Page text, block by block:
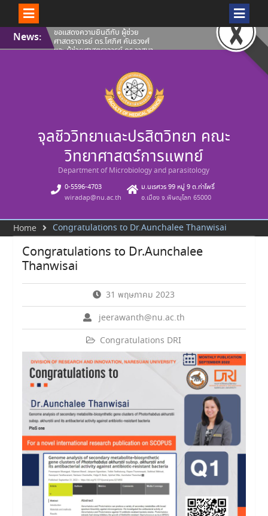
Skip
content
News: ขอแสดงความยินดีกับ ผู้ช่วย
ศาสตราจารย์ ดร.โศภิศ คันธวงศ์
และ ผู้ช่วยศาสตราจารย์ ดร.วาสนา
แพทย์ มหาวิทยาลัยนเรศวร ที่ผล
งานได้รับการขึ้นทะเบียนทรัพย์สิน
คณะวิทยาศาสตร์การแพทย์ ขอ
แสดงความยินดีกับ ผู้ช่วย
ศาสตราจารย์ ดร.โศภิศ คันธวงศ์
ชู และ คุณปลื้มกมล ภูวนาถ
ศรัณญา ที่ผลงานได้รับการขึ้น
ทะเบียนทรัพย์สินทางปัญญา
คณะวิทยาศาสตร์การแพทย์ ขอ
แนะนำบุคลากรสายวิชาการ ประจำ
เดือนสิงหาคม 2569
จุลชีววิทยาและปรสิตวิทยา คณะ
วิทยาศาสตร์การแพทย์
Department of Microbiology and parasitology
0-5596-4703
wiradap@nu.ac.th
ม.นเรศวร 99 หมู่ 9 ต.ท่าโพธิ์
อ.เมือง จ.พิษณุโลก 65000
Home Congratulations to Dr.Aunchalee Thanwisai
Congratulations to Dr.Aunchalee
Thanwisai
31 พฤษภาคม 2023
jeerawanth@nu.ac.th
Congratulations DRI